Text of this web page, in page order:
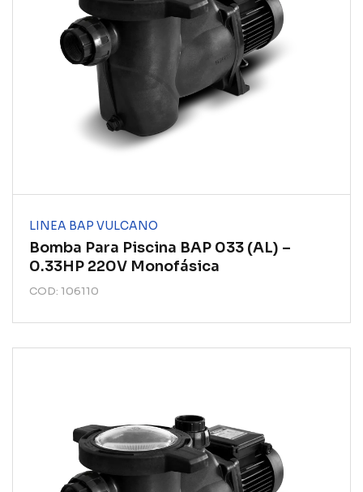
LINEA BAP VULCANO
Bomba Para Piscina BAP 033 (AL) –
0.33HP 220V Monofásica
COD: 106110